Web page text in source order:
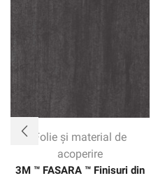
Folie și material de
acoperire
3M ™ FASARA ™ Finisuri din